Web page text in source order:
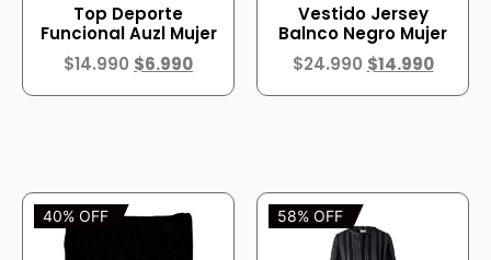
Top Deporte
Funcional Auzl Mujer
$14.990 $6.990
Vestido Jersey
Balnco Negro Mujer
$24.990 $14.990
40% OFF 58% OFF